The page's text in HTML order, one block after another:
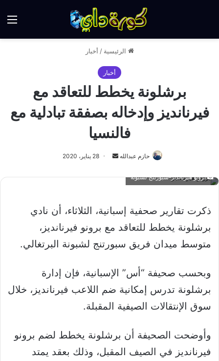
الرئيسية / أخبار
أخبار
برشلونة يخطط للتعاقد مع
فيرنانديز وإدخاله بصفقة تبادلية مع
فالنسيا
حازم عبدالله
أرسل
إلكترونيا
28 يناير، 2020
برونو هيرنانديز-سبورتنج لشبونة
ذكرت تقارير صحفية إسبانية، الثلاثاء، أن نادي
برشلونة يخطط للتعاقد مع برونو فيرنانديز،
متوسط ميدان فريق سبورتنج لشبونة البرتغالي.
وبحسب صحيفة “أس” الإسبانية، فإن إدارة
برشلونة تدرس إمكانية ضم اللاعب فيرنانديز، خلال
سوق الإنتقالات الصيفية المقبلة.
وأوضحت الصحيفة أن برشلونة يخطط لضم برونو
فيرنانديز في الصيف المقبل، وذلك بعقد يمتد